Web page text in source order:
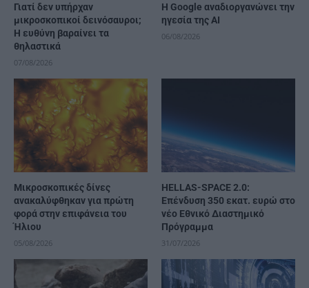
Γιατί δεν υπήρχαν
μικροσκοπικοί δεινόσαυροι;
Η ευθύνη βαραίνει τα
θηλαστικά
07/08/2026
H Google αναδιοργανώνει την
ηγεσία της AI
06/08/2026
Μικροσκοπικές δίνες
ανακαλύφθηκαν για πρώτη
φορά στην επιφάνεια του
Ήλιου
05/08/2026
HELLAS-SPACE 2.0:
Επένδυση 350 εκατ. ευρώ στο
νέο Εθνικό Διαστημικό
Πρόγραμμα
31/07/2026